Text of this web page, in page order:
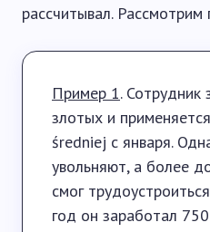
рассчитывал. Рассмотрим
Пример 1. Сотрудник
злотых и
średniej с января.
увольняют, а более
смог
год он заработал